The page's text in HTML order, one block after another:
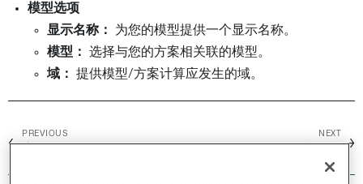
模型选项
显示名称：
为您的模型提供一个显示名称。
模型：
选择与您的方案相关联的模型。
域：
提供模型/方案计算应发生的域。
←
PREVIOUS NEXT
→